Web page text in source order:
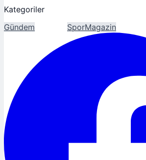
Kategoriler
Gündem
SporMagazin